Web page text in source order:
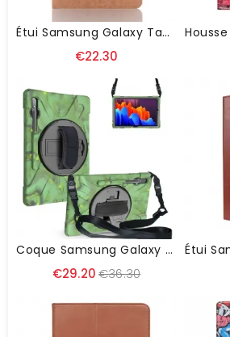
Étui Samsung Galaxy Tab S8 Plus / S7 Plus Texturé
€22.30
Coque Samsung Galaxy Tab S8 Plus / Tab S7 Plus Multi-Fonctionnelle
€29.20€36.30